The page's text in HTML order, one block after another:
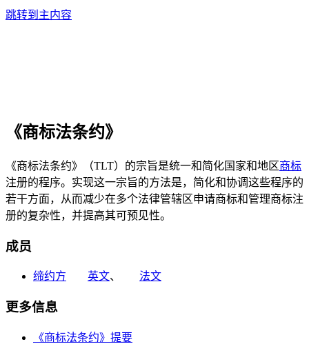
跳转到主内容
《商标法条约》
《商标法条约》（TLT）的宗旨是统一和简化国家和地区商标
注册的程序。实现这一宗旨的方法是，简化和协调这些程序的
若干方面，从而减少在多个法律管辖区申请商标和管理商标注
册的复杂性，并提高其可预见性。
成员
缔约方 英文、 法文
更多信息
《商标法条约》提要